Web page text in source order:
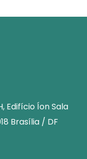
Edifício Íon Sala
Brasília / DF